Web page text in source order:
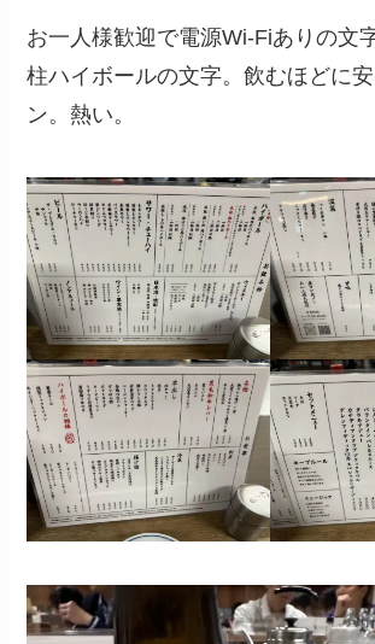
お一人様歓迎で電源Wi-Fiありの文
柱ハイボールの文字。飲むほどに
ン。熱い。